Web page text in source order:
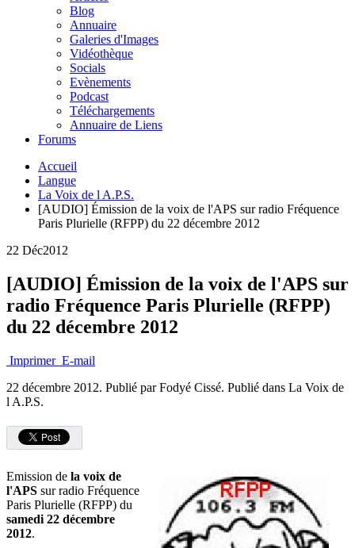
Blog
Annuaire
Galeries d'Images
Vidéothèque
Socials
Evènements
Podcast
Téléchargements
Annuaire de Liens
Forums
Accueil
Langue
La Voix de l A.P.S.
[AUDIO] Émission de la voix de l'APS sur radio Fréquence
Paris Plurielle (RFPP) du 22 décembre 2012
22 Déc2012
[AUDIO] Émission de la voix de l'APS sur
radio Fréquence Paris Plurielle (RFPP)
du 22 décembre 2012
Imprimer E-mail
22 décembre 2012. Publié par Fodyé Cissé. Publié dans La Voix de
l A.P.S.
Emission de la voix de
l'APS sur radio Fréquence
Paris Plurielle (RFPP) du
samedi 22 décembre
2012.